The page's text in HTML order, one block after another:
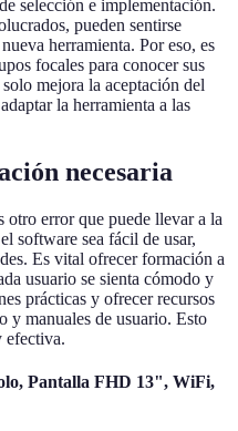
selección e implementación.
pueden sentirse
herramienta. Por eso, es
focales para conocer sus
mejora la aceptación del
la herramienta a las
necesaria
otro error que puede llevar a la
software sea fácil de usar,
Es vital ofrecer formación a
usuario se sienta cómodo y
prácticas y ofrecer recursos
y manuales de usuario. Esto
efectiva.
Pantalla FHD 13", WiFi,